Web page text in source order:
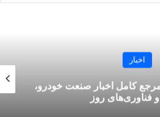
اخبار
مرجع کامل اخبار صنعت خودرو،
فناوری‌های روز